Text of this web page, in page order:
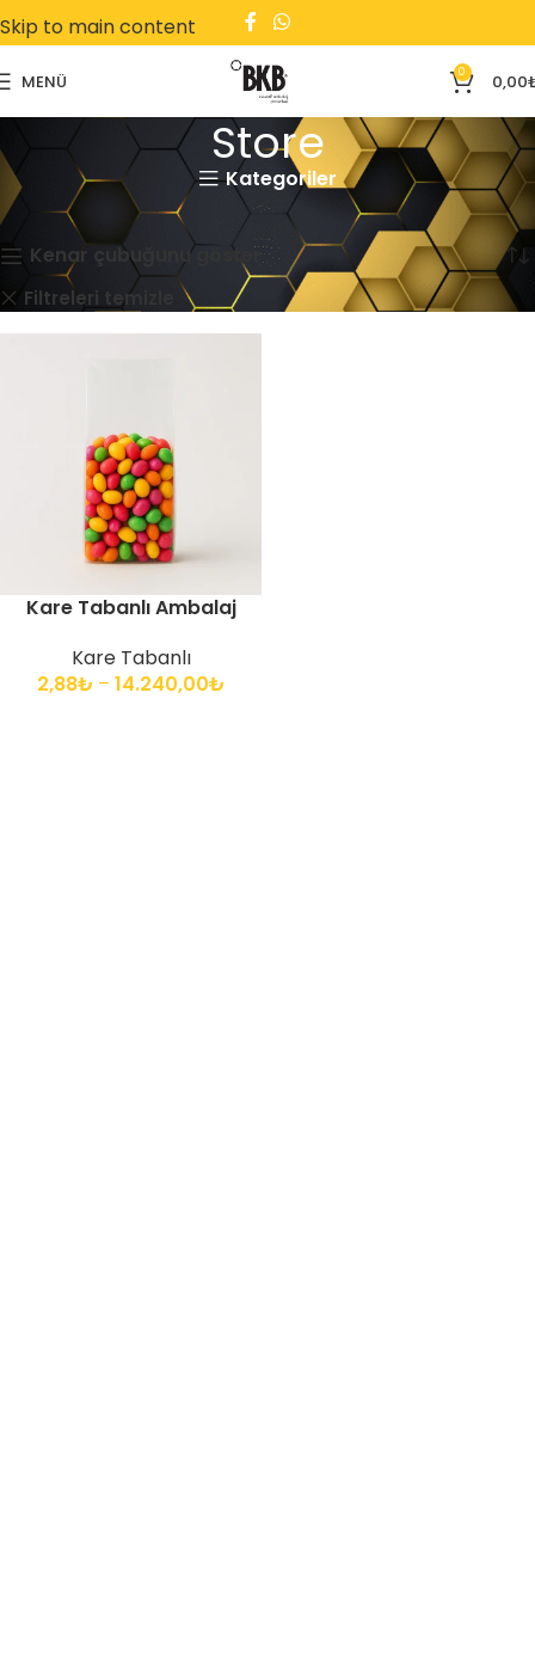
Skip to main content
MENÜ 0 0,00
Store
Kategoriler
Ana Sayfa
Store
Tek bir sonuç gösteriliyor
Kenar çubuğunu göster
Filtreleri temizle Kare Tabanlı
Kare Tabanlı Ambalaj
Kare Tabanlı
2,88₺ – 14.240,00₺